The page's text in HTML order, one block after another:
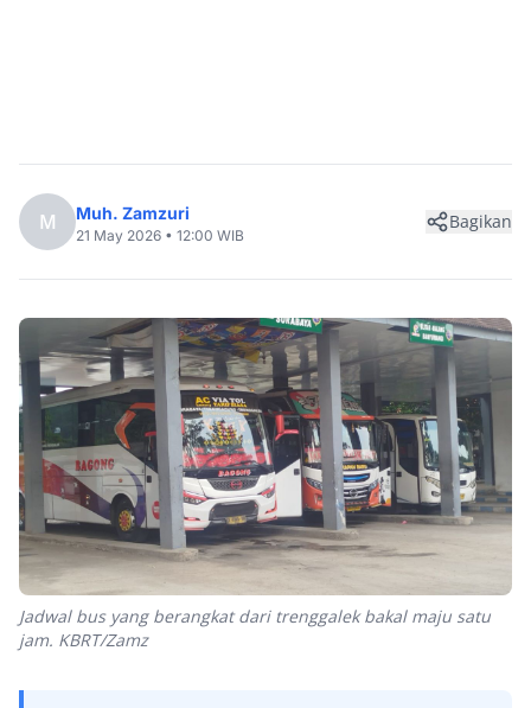
M Muh. Zamzuri
21 May 2026 • 12:00 WIB
Bagikan
Jadwal bus yang berangkat dari trenggalek bakal maju satu
jam. KBRT/Zamz